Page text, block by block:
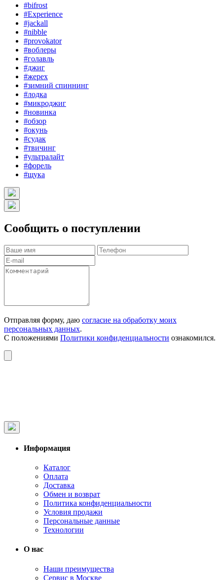
#bifrost
#Experience
#jackall
#nibble
#provokator
#воблеры
#голавль
#джиг
#жерех
#зимний спиннинг
#лодка
#микроджиг
#новинка
#обзор
#окунь
#судак
#твичинг
#ультралайт
#форель
#щука
Сообщить о поступлении
Отправляя форму, даю согласие на обработку моих
персональных данных.
С положениями Политики конфиденциальности ознакомился.
Информация
Каталог
Оплата
Доставка
Обмен и возврат
Политика конфиденциальности
Условия продажи
Персональные данные
Технологии
О нас
Наши преимущества
Сервис в Москве